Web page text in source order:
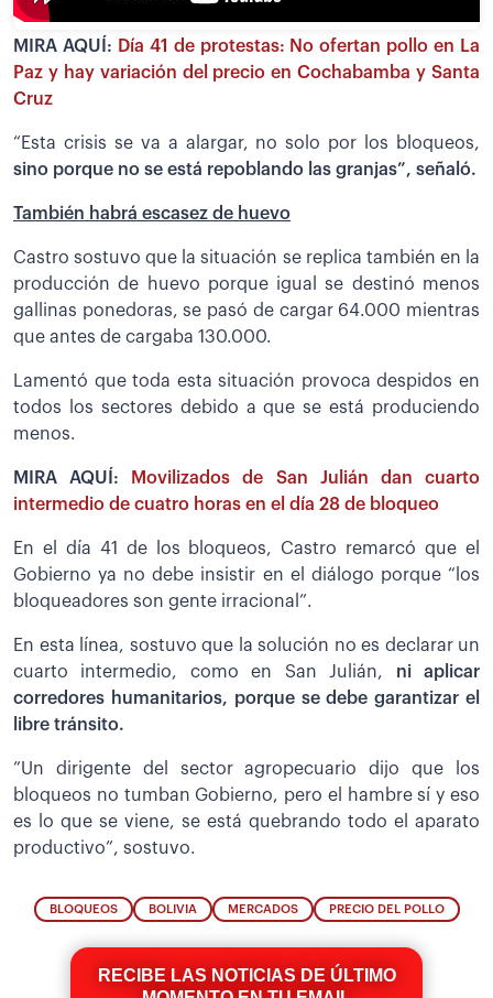
MIRA AQUÍ: Día 41 de protestas: No ofertan pollo en La
Paz y hay variación del precio en Cochabamba y Santa
Cruz
“Esta crisis se va a alargar, no solo por los bloqueos,
sino porque no se está repoblando las granjas”, señaló.
También habrá escasez de huevo
Castro sostuvo que la situación se replica también en la
producción de huevo porque igual se destinó menos
gallinas ponedoras, se pasó de cargar 64.000 mientras
que antes de cargaba 130.000.
Lamentó que toda esta situación provoca despidos en
todos los sectores debido a que se está produciendo
menos.
MIRA AQUÍ:
Movilizados de San Julián dan cuarto
intermedio de cuatro horas en el día 28 de bloqueo
En el día 41 de los bloqueos, Castro remarcó que el
Gobierno ya no debe insistir en el diálogo porque “los
bloqueadores son gente irracional”.
En esta línea, sostuvo que la solución no es declarar un
cuarto intermedio, como en San Julián, ni aplicar
corredores humanitarios, porque se debe garantizar el
libre tránsito.
”Un dirigente del sector agropecuario dijo que los
bloqueos no tumban Gobierno, pero el hambre sí y eso
es lo que se viene, se está quebrando todo el aparato
productivo”, sostuvo.
BLOQUEOS BOLIVIA MERCADOS PRECIO DEL POLLO
RECIBE LAS NOTICIAS DE ÚLTIMO